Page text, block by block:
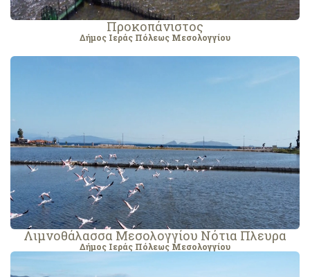
Προκοπάνιστος
Δήμος Ιεράς Πόλεως Μεσολογγίου
Λιμνοθάλασσα Μεσολογγίου Νότια Πλευρα
Δήμος Ιεράς Πόλεως Μεσολογγίου